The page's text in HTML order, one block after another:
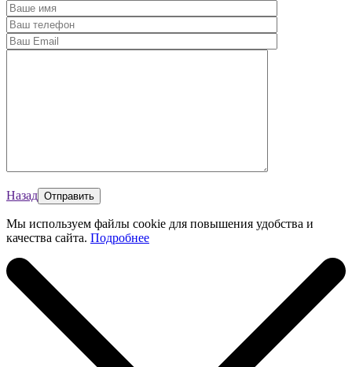
Назад
Мы используем файлы cookie для повышения удобства и
качества сайта. Подробнее